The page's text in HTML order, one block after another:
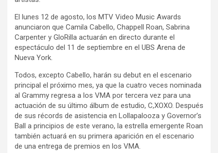
El lunes 12 de agosto, los MTV Video Music Awards
anunciaron que Camila Cabello, Chappell Roan, Sabrina
Carpenter y GloRilla actuarán en directo durante el
espectáculo del 11 de septiembre en el UBS Arena de
Nueva York.
Todos, excepto Cabello, harán su debut en el escenario
principal el próximo mes, ya que la cuatro veces nominada
al Grammy regresa a los VMA por tercera vez para una
actuación de su último álbum de estudio, C,XOXO. Después
de sus récords de asistencia en Lollapalooza y Governor’s
Ball a principios de este verano, la estrella emergente Roan
también actuará en su primera aparición en el escenario
de una entrega de premios en los VMA.